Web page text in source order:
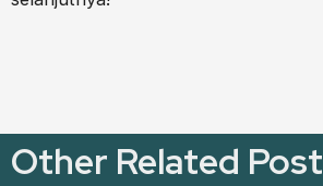
Other Related Post